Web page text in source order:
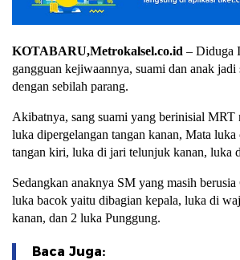
KOTABARU,Metrokalsel.co.id – Diduga
gangguan kejiwaannya, suami dan anak jadi
dengan sebilah parang.
Akibatnya, sang suami yang berinisial MRT
luka dipergelangan tangan kanan, Mata luka
tangan kiri, luka di jari telunjuk kanan, luka
Sedangkan anaknya SM yang masih
luka bacok yaitu dibagian kepala, luka di
kanan, dan 2 luka Punggung.
Baca Juga: